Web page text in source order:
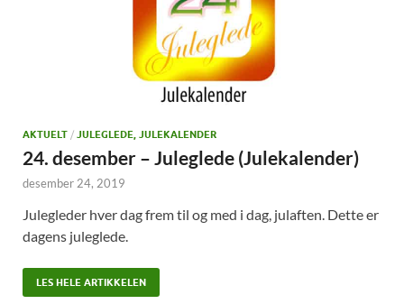
AKTUELT / JULEGLEDE, JULEKALENDER
24. desember – Juleglede (Julekalender)
desember 24, 2019
Julegleder hver dag frem til og med i dag, julaften. Dette er
dagens juleglede.
LES HELE ARTIKKELEN